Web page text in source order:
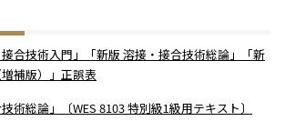
接合技術入門」「新版 溶接・接合技術総論」「新
補版）」正誤表
術総論」〔WES 8103 特別級1級用テキスト〕